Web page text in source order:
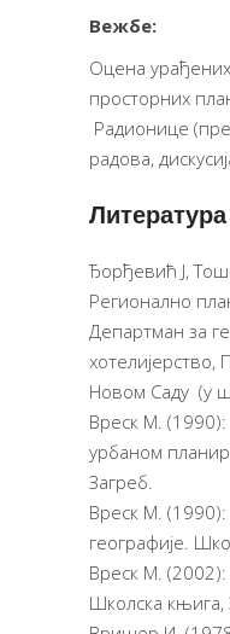
Вежбе:
Оцена
просторних
Радионице
радова,
Литература
Ђорђевић Ј,
Регионално
Департман за
Новом Саду (у
Вреск М.
урбаном
Загреб.
Вреск М.
географије.
Вреск М. (2002):
Школска књига,